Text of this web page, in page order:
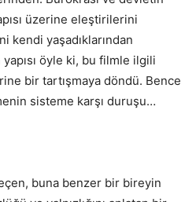
üzerine eleştirilerini
kendi yaşadıklarından
öyle ki, bu filmle ilgili
bir tartışmaya döndü. Bence
sisteme karşı duruşu…
buna benzer bir bireyin